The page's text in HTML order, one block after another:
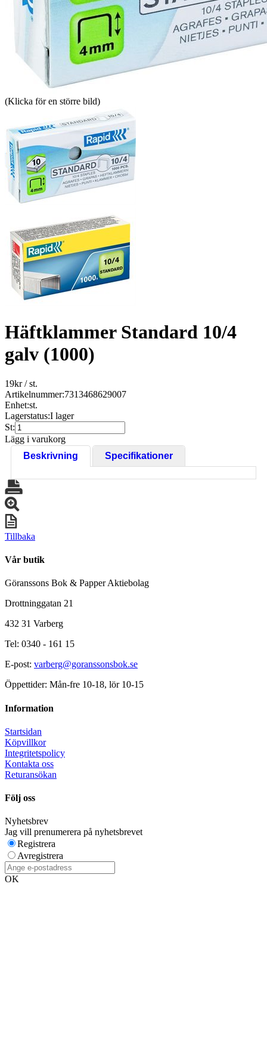
(Klicka för en större bild)
Häftklammer Standard 10/4
galv (1000)
19kr/ st.
Artikelnummer:7313468629007
Enhet:st.
Lagerstatus:I lager
St:
Lägg i varukorg
Beskrivning
Specifikationer
Tillbaka
Vår butik
Göranssons Bok & Papper Aktiebolag
Drottninggatan 21
432 31 Varberg
Tel: 0340 - 161 15
E-post: varberg@goranssonsbok.se
Öppettider: Mån-fre 10-18, lör 10-15
Information
Startsidan
Köpvillkor
Integritetspolicy
Kontakta oss
Returansökan
Följ oss
Nyhetsbrev
Jag vill prenumerera på nyhetsbrevet
Registrera
Avregistrera
OK